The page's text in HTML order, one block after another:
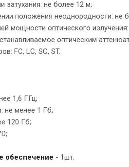
затухания: не более 12 м;
положения неоднородности: не
мощности оптического
оптическим
FC, LC, SC, ST.
1,6 ГГц;
не менее 1 Гб;
120 Гб;
обеспечение - 1шт.